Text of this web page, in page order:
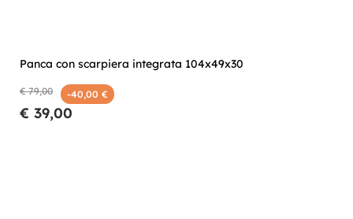
Panca con scarpiera integrata 104x49x30
€ 79,00 -40,00 €
€ 39,00